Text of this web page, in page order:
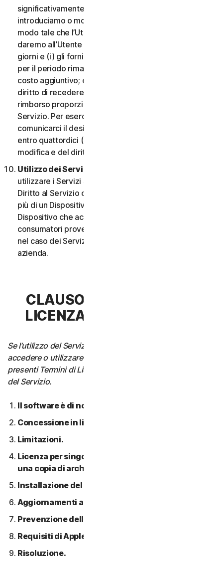
significativamente dannosa per l’Utente o
introduciamo o modifichiamo i criteri di idoneità in
modo tale che l’Utente non abbia più diritto ai Servizi,
daremo all’Utente un preavviso di quattordici (14)
giorni e (i) gli forniremo servizi comparabili o superiori
per il periodo rimanente del Servizio senza alcun
costo aggiuntivo; oppure (ii) concederemo all’Utente il
diritto di recedere dal contratto e ricevere un
rimborso proporzionale per il periodo rimanente del
Servizio. Per esercitare questo diritto, l’Utente deve
comunicarci il desiderio di rescindere il contratto
entro quattordici (14) giorni dalla notifica della
modifica e del diritto di rescissione.
Utilizzo dei Servizi in una rete.
utilizzare i Servizi su una rete a condizione che il
Diritto al Servizio consenta di accedere o utilizzarli su
più di un Dispositivo e a condizione che ogni
Dispositivo che accede a o utilizza i Servizi per i
consumatori provenga da un unico nucleo familiare o,
nel caso dei Servizi aziendali, da un’unica Piccola
azienda.
CLAUSOLA 3 - TERMINI DI
LICENZA DEL SOFTWARE
Se l’utilizzo del Servizio richiede di scaricare, installare,
accedere o utilizzare il Software su un Dispositivo, i
presenti Termini di Licenza si applicano anche all’utilizzo
del Servizio.
Il software è di nostra proprietà.
Concessione in licenza.
Limitazioni.
Licenza per singolo dispositivo; consentita solo
una copia di archivio o di backup.
Installazione del software.
Aggiornamenti automatici dei contenuti.
Prevenzione della pirateria software.
Requisiti di Apple.
Risoluzione.